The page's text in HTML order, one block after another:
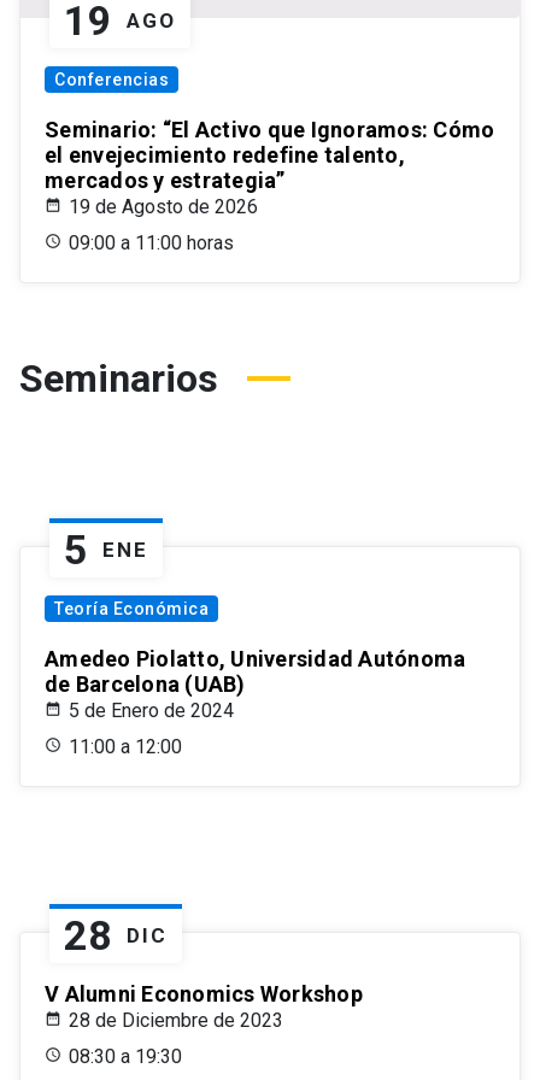
19 AGO
Conferencias
Seminario: “El Activo que Ignoramos: Cómo
el envejecimiento redefine talento,
mercados y estrategia”
19 de Agosto de 2026
09:00 a 11:00 horas
Seminarios
5 ENE
Teoría Económica
Amedeo Piolatto, Universidad Autónoma
de Barcelona (UAB)
5 de Enero de 2024
11:00 a 12:00
28 DIC
V Alumni Economics Workshop
28 de Diciembre de 2023
08:30 a 19:30